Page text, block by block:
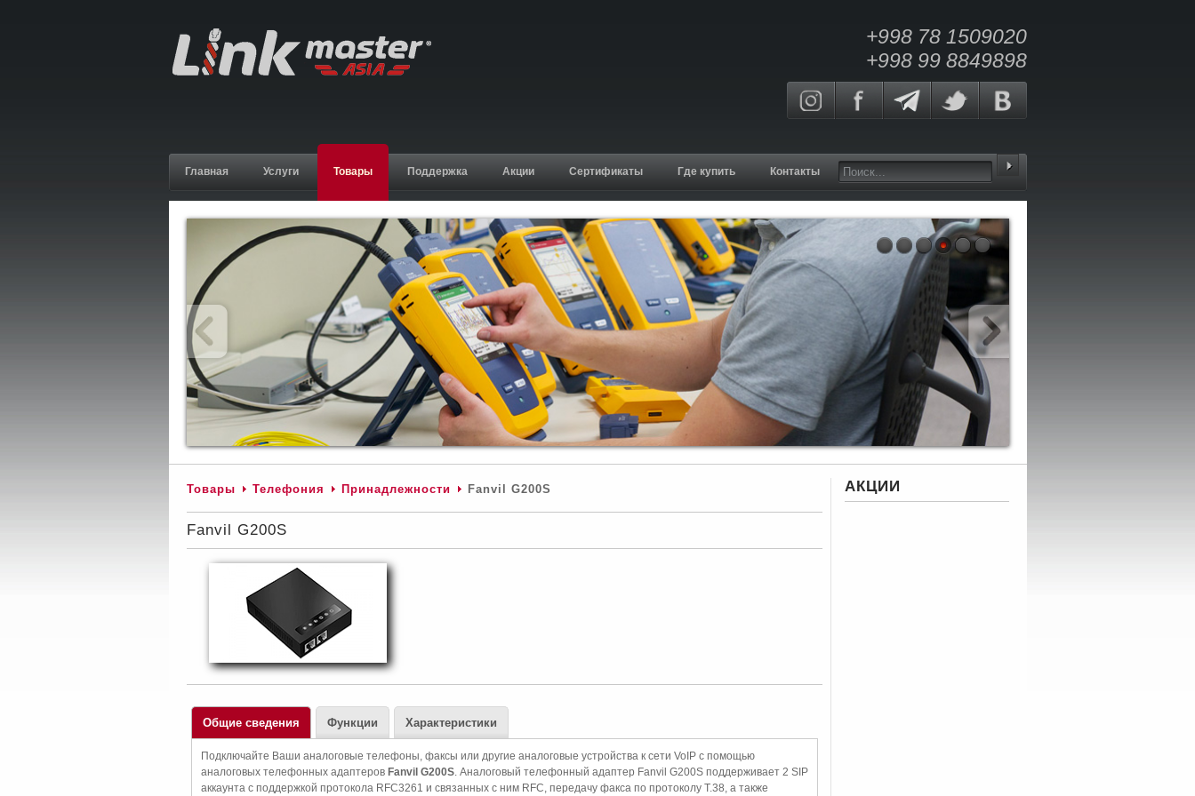
+998 78 1509020
+998 99 8849898
Главная Услуги Товары Поддержка Акции Сертификаты Где купить Контакты
Товары Телефония Принадлежности Fanvil G200S
Fanvil G200S
Общие сведения
Подключайте Ваши аналоговые телефоны, факсы или другие аналоговые устройства к сети VoIP с помощью
аналоговых телефонных адаптеров Fanvil G200S. Аналоговый телефонный адаптер Fanvil G200S поддерживает 2 SIP
аккаунта с поддержкой протокола RFC3261 и связанных с ним RFC, передачу факса по протоколу T.38, а также
Функции Характеристики
АКЦИИ